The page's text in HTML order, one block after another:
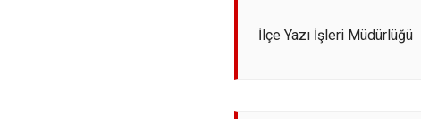
İlçe Yazı İşleri Müdürlüğü